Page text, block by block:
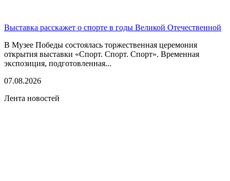
Выставка расскажет о спорте в годы Великой Отечественной
В Музее Победы состоялась торжественная церемония
открытия выставки «Спорт. Спорт. Спорт». Временная
экспозиция, подготовленная...
07.08.2026
Лента новостей